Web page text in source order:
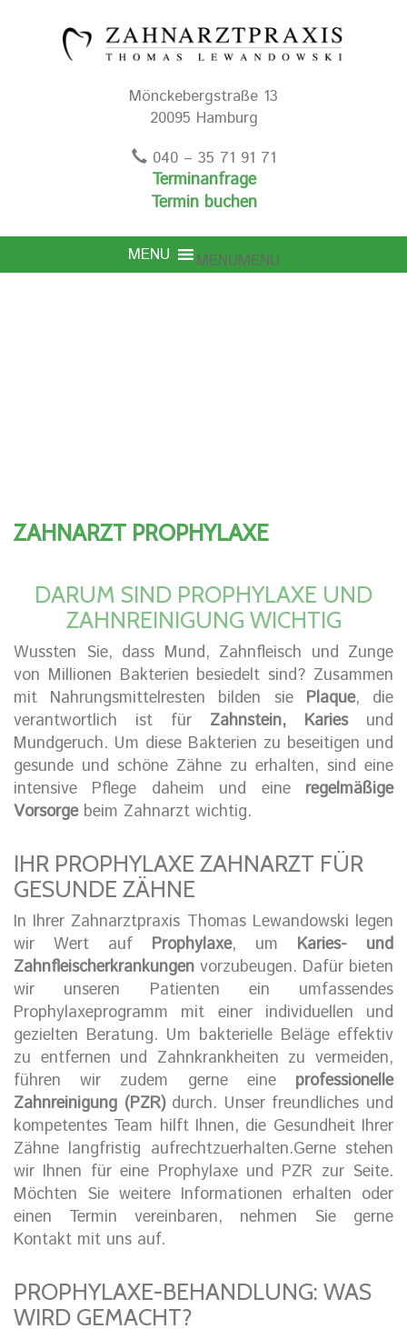
Mönckebergstraße 13
20095 Hamburg
040 – 35 71 91 71
Terminanfrage
Termin buchen
MENUMENU
ZAHNARZT PROPHYLAXE
DARUM SIND PROPHYLAXE UND
ZAHNREINIGUNG WICHTIG
Wussten Sie, dass Mund, Zahnfleisch und Zunge
von Millionen Bakterien besiedelt sind? Zusammen
mit Nahrungsmittelresten bilden sie Plaque, die
verantwortlich ist für Zahnstein, Kariesund
Mundgeruch. Um diese Bakterien zu beseitigen und
gesunde und schöne Zähne zu erhalten, sind eine
intensive Pflege daheim und eine regelmäßige
Vorsorgebeim Zahnarzt wichtig.
IHR PROPHYLAXE ZAHNARZT FÜR
GESUNDE ZÄHNE
In Ihrer Zahnarztpraxis Thomas Lewandowski legen
wir Wert auf Prophylaxe, um Karies- und
Zahnfleischerkrankungen vorzubeugen. Dafür bieten
wir unseren Patienten ein umfassendes
Prophylaxeprogramm mit einer individuellen und
gezielten Beratung. Um bakterielle Beläge effektiv
zu entfernen und Zahnkrankheiten zu vermeiden,
führen wir zudem gerne eine professionelle
Zahnreinigung (PZR)durch. Unser freundliches und
kompetentes Team hilft Ihnen, die Gesundheit Ihrer
Zähne langfristig aufrechtzuerhalten.Gerne stehen
wir Ihnen für eine Prophylaxe und PZR zur Seite.
Möchten Sie weitere Informationen erhalten oder
einen Termin vereinbaren, nehmen Sie gerne
Kontakt mit uns auf.
PROPHYLAXE-BEHANDLUNG: WAS
WIRD GEMACHT?